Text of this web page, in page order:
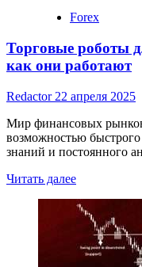
Forex
Торговые роботы
как они работают
Redactor 22 апреля 2025
Мир финансовых
возможностью быстрого
знаний и постоянного
Читать далееRead
about
Торговые
роботы
для